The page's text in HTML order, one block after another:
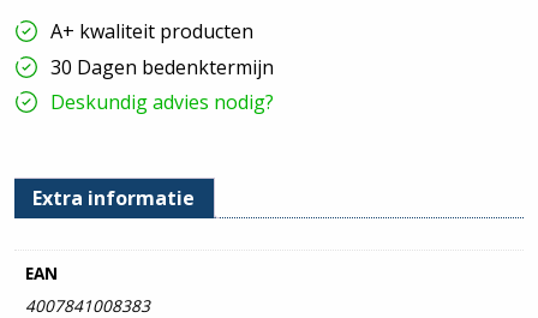
hoeveelheid
A+ kwaliteit producten
30 Dagen bedenktermijn
Deskundig advies nodig?
Extra informatie
EAN
4007841008383